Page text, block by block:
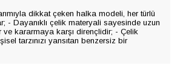
dikkat çeken halka modeli, her türlü
- Dayanıklı çelik materyali sayesinde uzun
ve kararmaya karşı dirençlidir; - Çelik
tarzınızı yansıtan benzersiz bir